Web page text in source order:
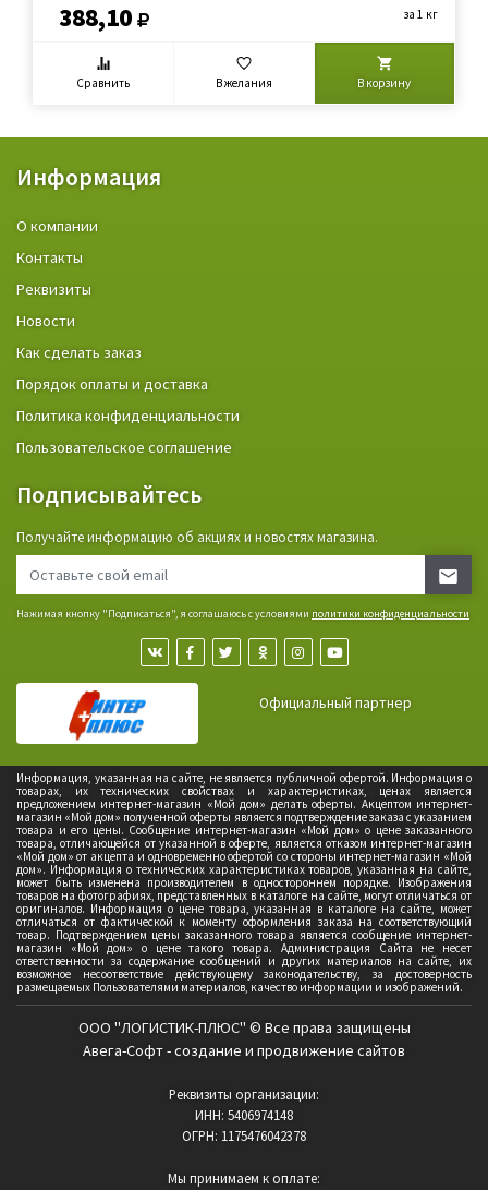
388,10 за 1 кг
Сравнить В желания В корзину
Информация
О компании
Контакты
Реквизиты
Новости
Как сделать заказ
Порядок оплаты и доставка
Политика конфиденциальности
Пользовательское соглашение
Подписывайтесь
Получайте информацию об акциях и новостях магазина.
Нажимая кнопку "Подписаться", я соглашаюсь с условиями политики конфиденциальности
Официальный партнер
Информация, указанная на сайте, не является публичной офертой. Информация о
товарах, их технических свойствах и характеристиках, ценах является
предложением интернет-магазин «Мой дом» делать оферты. Акцептом интернет-
магазин «Мой дом» полученной оферты является подтверждение заказа с указанием
товара и его цены. Сообщение интернет-магазин «Мой дом» о цене заказанного
товара, отличающейся от указанной в оферте, является отказом интернет-магазин
«Мой дом» от акцепта и одновременно офертой со стороны интернет-магазин «Мой
дом». Информация о технических характеристиках товаров, указанная на сайте,
может быть изменена производителем в одностороннем порядке. Изображения
товаров на фотографиях, представленных в каталоге на сайте, могут отличаться от
оригиналов. Информация о цене товара, указанная в каталоге на сайте, может
отличаться от фактической к моменту оформления заказа на соответствующий
товар. Подтверждением цены заказанного товара является сообщение интернет-
магазин «Мой дом» о цене такого товара. Администрация Сайта не несет
ответственности за содержание сообщений и других материалов на сайте, их
возможное несоответствие действующему законодательству, за достоверность
размещаемых Пользователями материалов, качество информации и изображений.
ООО "ЛОГИСТИК-ПЛЮС" © Все права защищены
Авега-Софт - создание и продвижение сайтов
Реквизиты организации:
ИНН: 5406974148
ОГРН: 1175476042378
Мы принимаем к оплате: